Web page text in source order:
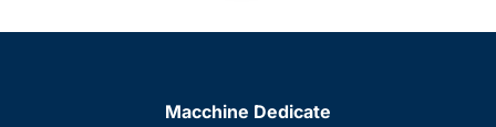
Macchine Dedicate